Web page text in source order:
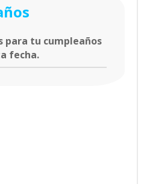
para tu cumpleaños
fecha.